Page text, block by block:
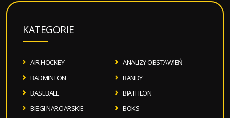
KATEGORIE
AIR HOCKEY
ANALIZY OBSTAWIEŃ
BADMINTON
BANDY
BASEBALL
BIATHLON
BIEGI NARCIARSKIE
BOKS